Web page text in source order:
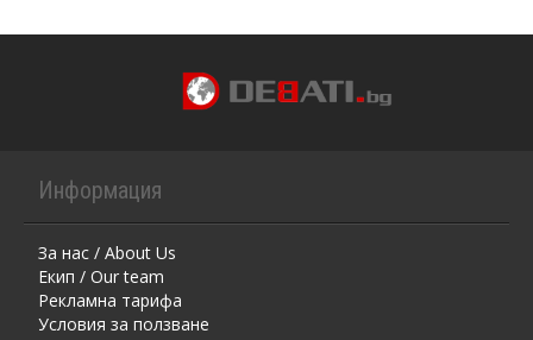
Информация
За нас / About Us
Екип / Our team
Рекламна тарифа
Условия за ползване